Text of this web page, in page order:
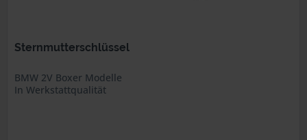
Sternmutterschlüssel
BMW 2V Boxer Modelle
In Werkstattqualität